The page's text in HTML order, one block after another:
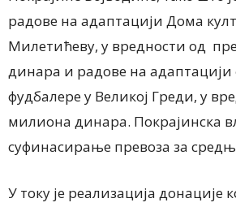
радове на адаптацији Дома
Милетићеву, у вредности од
динара и радове на адаптацији
фудбалере у Великој Греди, у
милиона динара. Покрајинска
суфинасирање превоза за
У току је реализација донације